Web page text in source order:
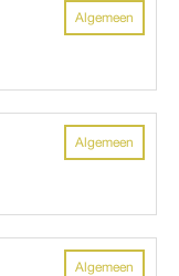
Algemeen
Algemeen
Algemeen